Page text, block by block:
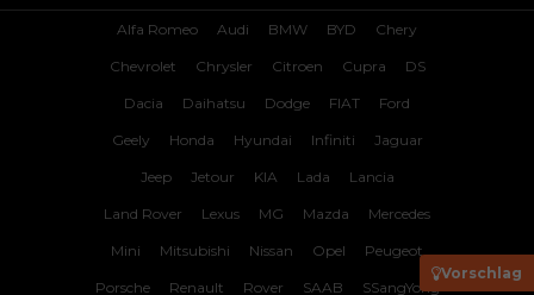
Vorschlag
Alfa Romeo Audi BMW BYD Chery
Chevrolet Chrysler Citroen Cupra DS
Dacia Daihatsu Dodge FIAT Ford
Geely Honda Hyundai Infiniti Jaguar
Jeep Jetour KIA Lada Lancia
Land Rover Lexus MG Mazda Mercedes
Mini Mitsubishi Nissan Opel Peugeot
Porsche Renault Rover SAAB SSangYong